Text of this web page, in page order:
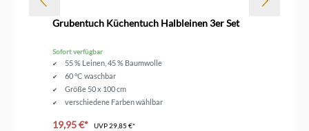
Grubentuch Küchentuch Halbleinen 3er Set
Sofort verfügbar
55 % Leinen, 45 % Baumwolle
60 °C waschbar
Größe 50 x 100 cm
verschiedene Farben wählbar
19,95 €* UVP29,85 €*